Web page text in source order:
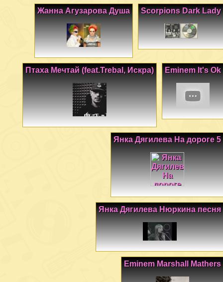
Scorpions Dark Lady
Жанна Агузарова Душа
Eminem It's Ok
Птаха Мечтай (feat.Trebal, Искра)
Янка Дягилева На дороге 5
Янка Дягилева Нюркина песня
Eminem Marshall Mathers